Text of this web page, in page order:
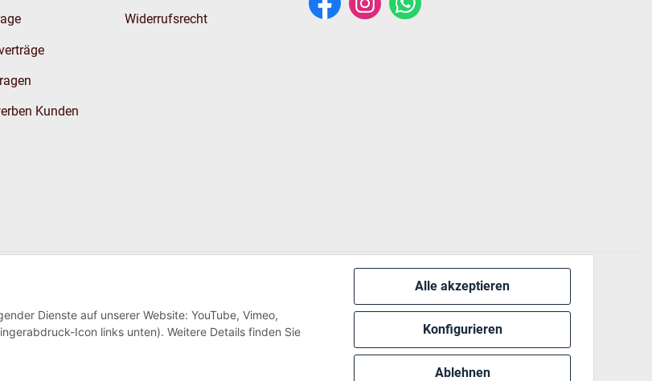
Alle akzeptieren
Konfigurieren
Ablehnen
Dienste auf unserer Website: YouTube, Vimeo,
Icon links unten). Weitere Details finden Sie
Kunden
Widerrufsrecht